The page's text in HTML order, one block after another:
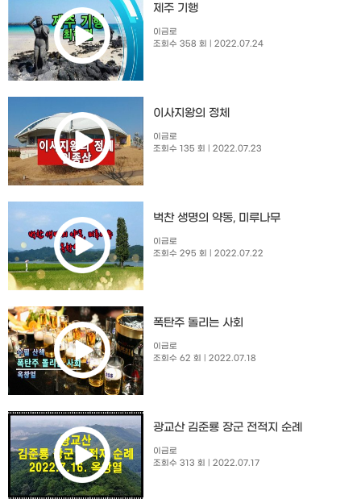
제주 기행
이금로
조회수 358 회
| 2022.07.24
이사지왕의 정체
이금로
조회수 135 회
| 2022.07.23
벅찬 생명의 약동, 미루나무
이금로
조회수 295 회
| 2022.07.22
폭탄주 돌리는 사회
이금로
조회수 62 회
| 2022.07.18
광교산 김준룡 장군 전적지 순례
이금로
조회수 313 회
| 2022.07.17